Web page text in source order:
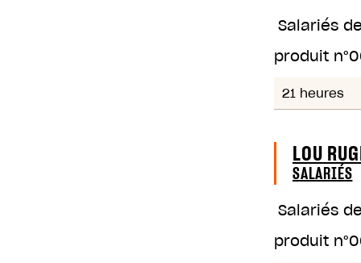
Salariés
produit n°
21 heures
LOU
SALARIÉS
Salariés
produit n°